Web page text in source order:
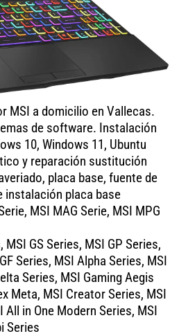
MSI a domicilio en Vallecas.
de software. Instalación
10, Windows 11, Ubuntu
y reparación sustitución
placa base, fuente de
instalación placa base
MSI MAG Serie, MSI MPG
MSI GS Series, MSI GP Series,
Series, MSI Alpha Series, MSI
Series, MSI Gaming Aegis
Meta, MSI Creator Series, MSI
All in One Modern Series, MSI
Series